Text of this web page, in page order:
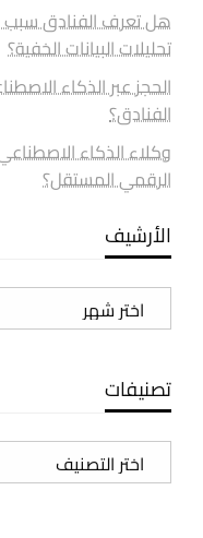
هل تعرف الفنادق سبب
تحليلات البيانات الخفية؟
الحجز عبر الذكاء
الفنادق؟
وكلاء الذكاء
الرقمي المستقل؟
الأرشيف
الأرشيف
تصنيفات
تصنيفات